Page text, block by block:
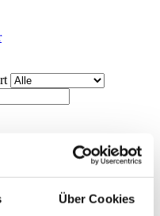
Über Cookies